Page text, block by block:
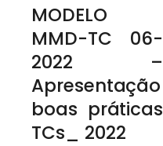
MODELO
MMD-TC 06-
2022 –
Apresentação
boas práticas
TCs_ 2022